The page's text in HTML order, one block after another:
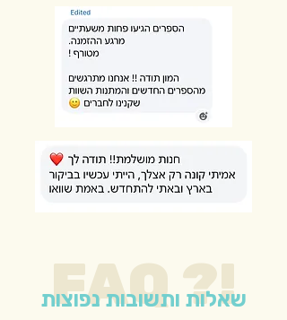
FAQ ?!
שאלות ותשובות נפוצות